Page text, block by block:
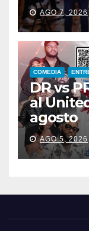
AGO 7, 2026
COMEDIA
DR vs
al
agosto
AGO 5, 2026